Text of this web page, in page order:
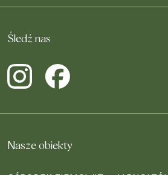
Śledź nas
Nasze obiekty